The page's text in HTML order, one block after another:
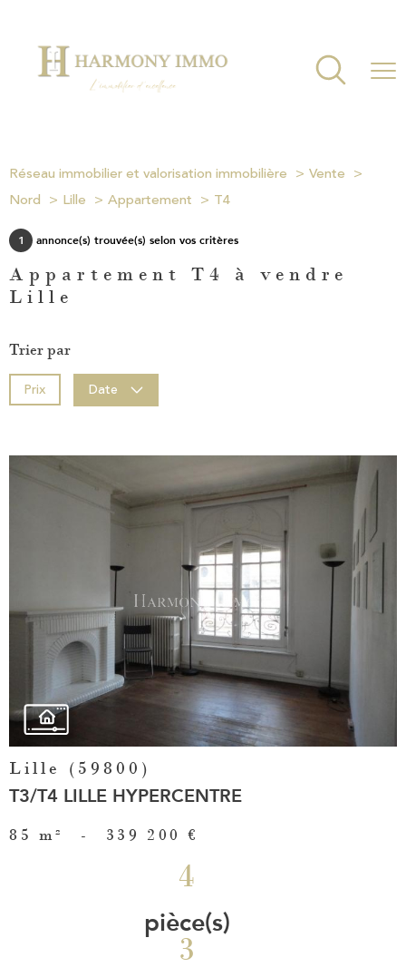
Réseau immobilier et valorisation immobilière
Vente
Nord
Lille Appartement T4
1 annonce(s) trouvée(s) selon vos critères
Appartement T4 à vendre
Lille
Trier par
Prix Date
Voir le
bien
Lille (59800)
T3/T4 LILLE HYPERCENTRE
85 m² - 339 200 €
4
pièce(s)
3